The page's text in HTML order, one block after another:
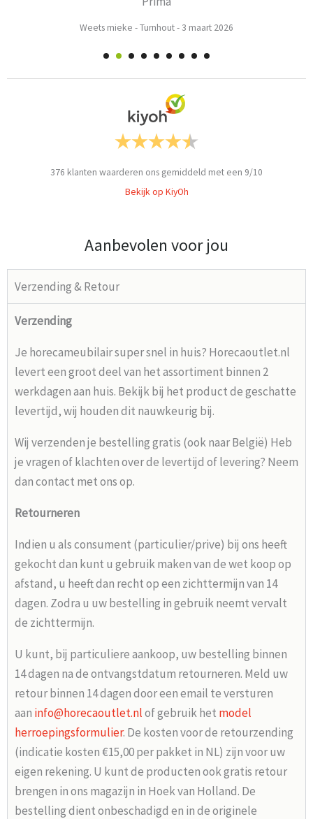
Weets mieke -Turnhout- 3 maart 2026
376 klanten waarderen ons gemiddeld met een 9/10
Bekijk op KiyOh
Aanbevolen voor jou
Verzending & Retour
Verzending
Je horecameubilair super snel in huis? Horecaoutlet.nl
levert een groot deel van het assortiment binnen 2
werkdagen aan huis. Bekijk bij het product de geschatte
levertijd, wij houden dit nauwkeurig bij.
Wij verzenden je bestelling gratis (ook naar België) Heb
je vragen of klachten over de levertijd of levering? Neem
dan contact met ons op.
Retourneren
Indien u als consument (particulier/prive) bij ons heeft
gekocht dan kunt u gebruik maken van de wet koop op
afstand, u heeft dan recht op een zichttermijn van 14
dagen. Zodra u uw bestelling in gebruik neemt vervalt
de zichttermijn.
U kunt, bij particuliere aankoop, uw bestelling binnen
14 dagen na de ontvangstdatum retourneren. Meld uw
retour binnen 14 dagen door een email te versturen
aan info@horecaoutlet.nlof gebruik het model
herroepingsformulier. De kosten voor de retourzending
(indicatie kosten €15,00 per pakket in NL) zijn voor uw
eigen rekening. U kunt de producten ook gratis retour
brengen in ons magazijn in Hoek van Holland. De
bestelling dient onbeschadigd en in de originele